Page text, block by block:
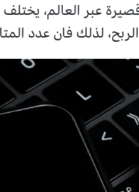
عبر العالم،
لذلك فان عدد